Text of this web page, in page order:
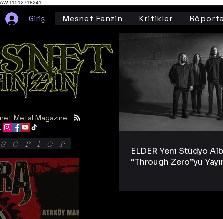
AW-11512718241
Giriş Mesnet Fanzin Kritikler
Metal Magazine
ELDER Yeni Stüdyo
“Through Zero”yu